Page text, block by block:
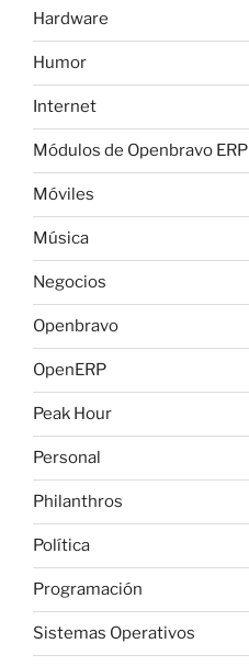
Hardware
Humor
Internet
Módulos de Openbravo ERP
Móviles
Música
Negocios
Openbravo
OpenERP
Peak Hour
Personal
Philanthros
Política
Programación
Sistemas Operativos